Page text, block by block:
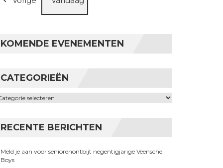
KOMENDE EVENEMENTEN
CATEGORIEËN
RECENTE BERICHTEN
Meld je aan voor seniorenontbijt negentigjarige Veensche
Boys